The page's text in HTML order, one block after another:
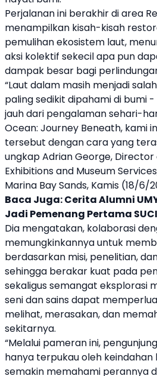
Perjalanan ini berakhir di area
menampilkan kisah-kisah
pemulihan ekosistem laut,
aksi kolektif sekecil apa pun
dampak besar bagi
“Laut dalam masih menjadi
paling sedikit dipahami di bumi
jauh dari pengalaman sehari-
Ocean: Journey Beneath, kami
tersebut dengan cara yang
ungkap Adrian George,
Exhibitions and Museum
Marina Bay Sands, Kamis (18/6/
Baca Juga:Cerita Alumni
Jadi Pemenang Pertama SUCI
Dia mengatakan, kolaborasi
memungkinkannya untuk
berdasarkan misi, penelitian,
sehingga berakar kuat pada
sekaligus semangat eksplorasi
seni dan sains dapat
melihat, merasakan, dan
sekitarnya.
“Melalui pameran ini,
hanya terpukau oleh keindahan
semakin memahami perannya